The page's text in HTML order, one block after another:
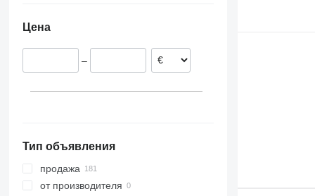
Польша
Испания
Цена
–
Тип объявления
продажа
от производителя